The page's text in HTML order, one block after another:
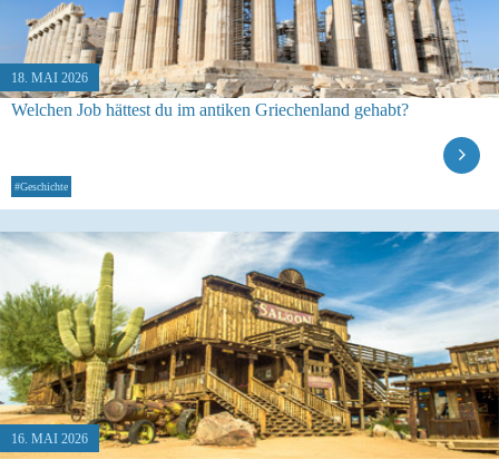
18. MAI 2026
Welchen Job hättest du im antiken Griechenland gehabt?
#Geschichte
16. MAI 2026